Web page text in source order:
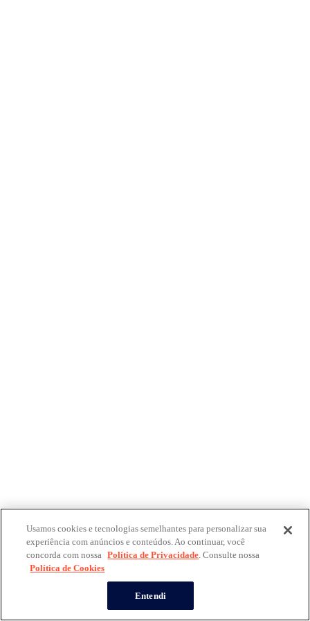
Usamos cookies e tecnologias semelhantes para personalizar sua
experiência com anúncios e conteúdos. Ao continuar, você
concorda com nossa Política de Privacidade. Consulte nossa
Política de Cookies
Entendi